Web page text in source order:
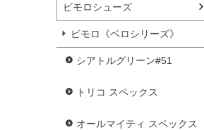
ビモロシューズ
ビモロ《ベロシリーズ》
シアトルグリーン#51
トリコ スペックス
オールマイティ スペックス